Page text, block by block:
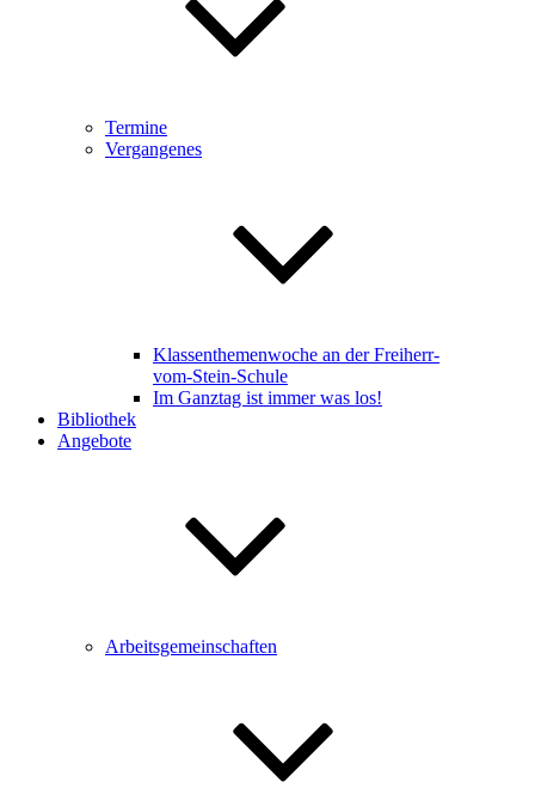
Termine
Vergangenes
Klassenthemenwoche an der Freiherr-
vom-Stein-Schule
Im Ganztag ist immer was los!
Bibliothek
Angebote
Arbeitsgemeinschaften